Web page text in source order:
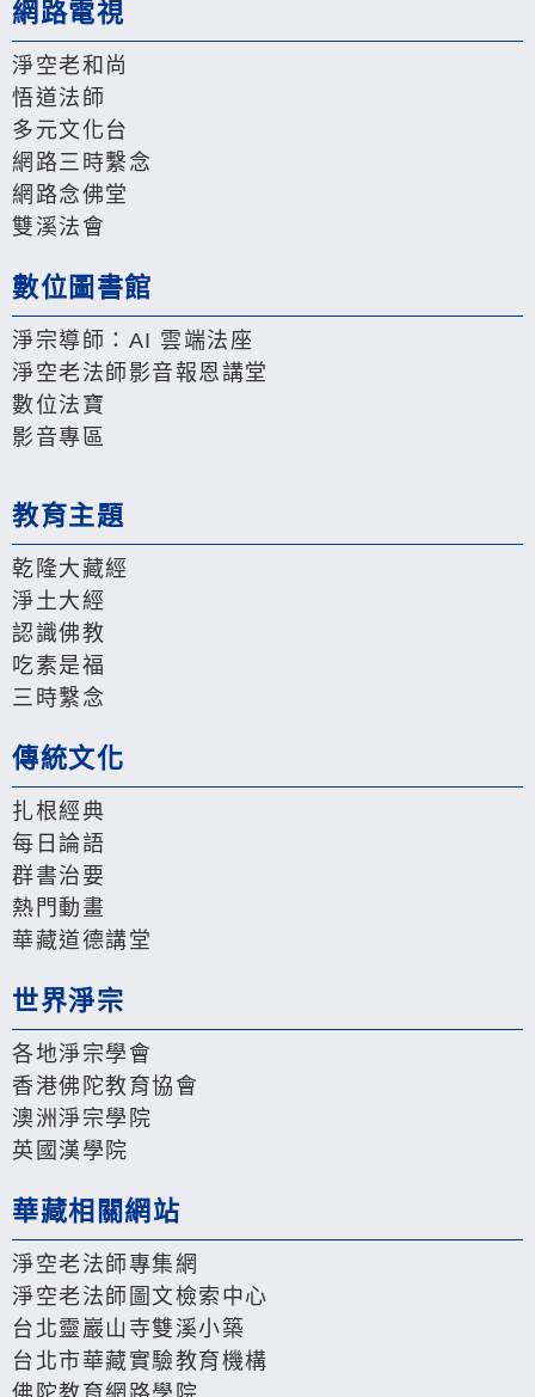
網路電視
淨空老和尚
悟道法師
多元文化台
網路三時繫念
網路念佛堂
雙溪法會
數位圖書館
淨宗導師：AI 雲端法座
淨空老法師影音報恩講堂
數位法寶
影音專區
教育主題
乾隆大藏經
淨土大經
認識佛教
吃素是福
三時繫念
傳統文化
扎根經典
每日論語
群書治要
熱門動畫
華藏道德講堂
世界淨宗
各地淨宗學會
香港佛陀教育協會
澳洲淨宗學院
英國漢學院
華藏相關網站
淨空老法師專集網
淨空老法師圖文檢索中心
台北靈巖山寺雙溪小築
台北市華藏實驗教育機構